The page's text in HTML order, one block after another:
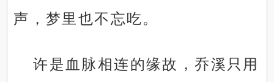
声，梦里也不忘吃。
许是血脉相连的缘故，乔溪只用